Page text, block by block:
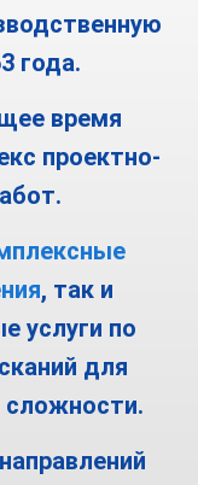
года.
время
проектно-
, так и
услуги по
для
сложности.